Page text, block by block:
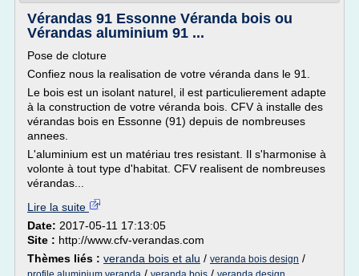
Vérandas 91 Essonne Véranda bois ou
Vérandas aluminium 91 ...
Pose de cloture
Confiez nous la realisation de votre véranda dans le 91.
Le bois est un isolant naturel, il est particulierement adapte
à la construction de votre véranda bois. CFV à installe des
vérandas bois en Essonne (91) depuis de nombreuses
annees.
L'aluminium est un matériau tres resistant. Il s'harmonise à
volonte à tout type d'habitat. CFV realisent de nombreuses
vérandas...
Lire la suite
Date: 2017-05-11 17:13:05
Site : http://www.cfv-verandas.com
Thèmes liés : veranda bois et alu / veranda bois design /